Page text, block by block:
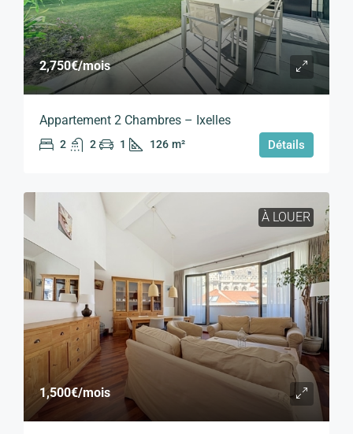
2,750€/mois
Appartement 2 Chambres – Ixelles
2 2 1 126 m² Détails
À LOUER
1,500€/mois